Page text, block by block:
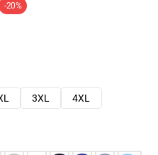
-20%
3XL
4XL